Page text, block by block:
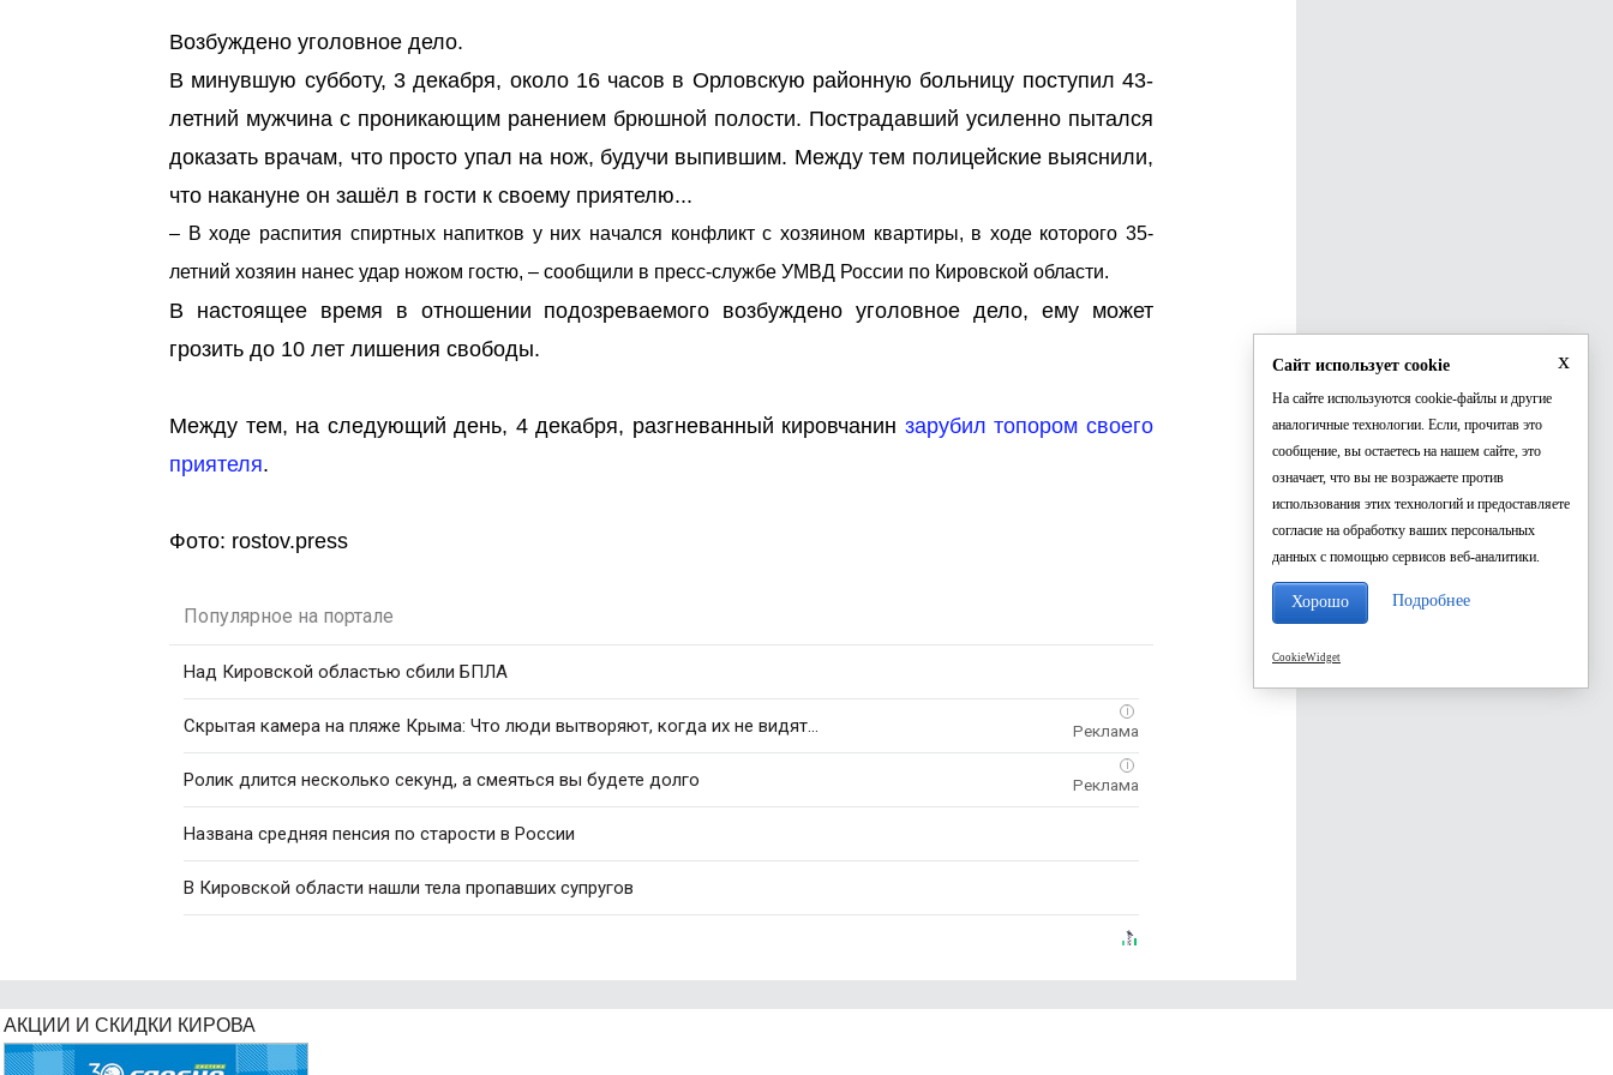
Возбуждено уголовное дело.
В минувшую субботу, 3 декабря, около 16 часов в Орловскую районную больницу поступил 43-
летний мужчина с проникающим ранением брюшной полости. Пострадавший усиленно пытался
доказать врачам, что просто упал на нож, будучи выпившим. Между тем полицейские выяснили,
что накануне он зашёл в гости к своему приятелю...
– В ходе распития спиртных напитков у них начался конфликт с хозяином квартиры, в ходе которого 35-
летний хозяин нанес удар ножом гостю, – сообщили в пресс-службе УМВД России по Кировской области.
В настоящее время в отношении подозреваемого возбуждено уголовное дело, ему может
грозить до 10 лет лишения свободы.
Между тем, на следующий день, 4 декабря, разгневанный кировчанин зарубил топором своего
приятеля.
Фото: rostov.press
Популярное на портале
Над Кировской областью сбили БПЛА
i
Скрытая камера на пляже Крыма: Что люди вытворяют, когда их не видят...
i
Ролик длится несколько секунд, а смеяться вы будете долго
Названа средняя пенсия по старости в России
В Кировской области нашли тела пропавших супругов
АКЦИИ И СКИДКИ КИРОВА
x
Сайт использует cookie
На сайте используются cookie-файлы и другие
аналогичные технологии. Если, прочитав это
сообщение, вы остаетесь на нашем сайте, это
означает, что вы не возражаете против
использования этих технологий и предоставляете
согласие на обработку ваших персональных
данных с помощью сервисов веб-аналитики.
Хорошо Подробнее
CookieWidget